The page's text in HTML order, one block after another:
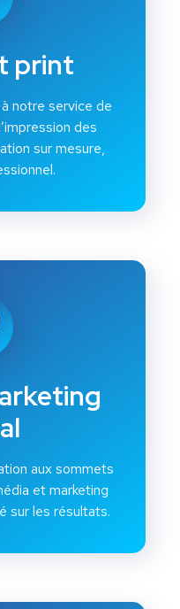
print
notre service de
des
sur mesure,
aux sommets
et marketing
sur les résultats.